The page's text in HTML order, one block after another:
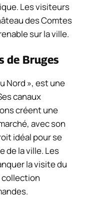
Les visiteurs
des Comtes
sur la ville.
de Bruges
Nord », est une
canaux
créent une
avec son
idéal pour se
de la ville. Les
la visite du
collection